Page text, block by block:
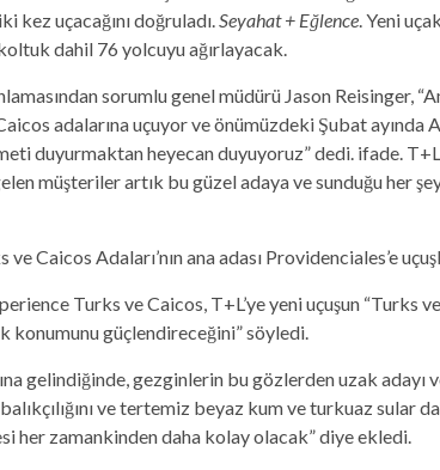
kez uçacağını doğruladı.Seyahat + Eğlence. Yeni
dahil 76 yolcuyu ağırlayacak.
sorumlu genel müdürü Jason Reisinger,
adalarına uçuyor ve önümüzdeki Şubat ayında
duyurmaktan heyecan duyuyoruz” dedi. ifade.
müşteriler artık bu güzel adaya ve sunduğu her
Caicos Adaları’nın ana adası Providenciales’e
Turks ve Caicos, T+L’ye yeni uçuşun “Turks
konumunu güçlendireceğini” söyledi.
gelindiğinde, gezginlerin bu gözlerden uzak adayı
ve tertemiz beyaz kum ve turkuaz sular
her zamankinden daha kolay olacak” diye ekledi.